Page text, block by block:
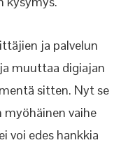
ja palvelun
muuttaa digiajan
sitten. Nyt se
myöhäinen vaihe
voi edes hankkia